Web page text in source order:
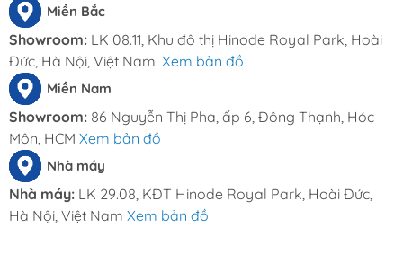
Miền Bắc
Showroom: LK 08.11, Khu đô thị Hinode Royal Park, Hoài
Đức, Hà Nội, Việt Nam. Xem bản đồ
Miền Nam
Showroom: 86 Nguyễn Thị Pha, ấp 6, Đông Thạnh, Hóc
Môn, HCM Xem bản đồ
Nhà máy
Nhà máy: LK 29.08, KĐT Hinode Royal Park, Hoài Đức,
Hà Nội, Việt Nam Xem bản đồ